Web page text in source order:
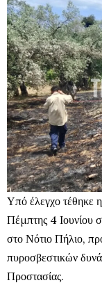
Υπό έλεγχο τέθηκε
Πέμπτης 4 Ιουνίου
στο Νότιο Πήλιο,
πυροσβεστικών
Προστασίας.